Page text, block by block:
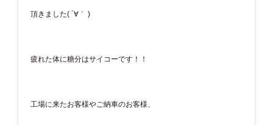
頂きました( ´∀｀ )
疲れた体に糖分はサイコーです！！
工場に来たお客様やご納車のお客様、